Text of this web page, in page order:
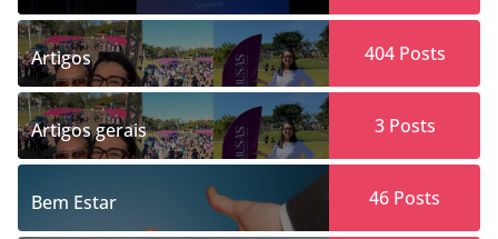
Artigos 404Posts
Artigos gerais 3Posts
Bem Estar 46 Posts